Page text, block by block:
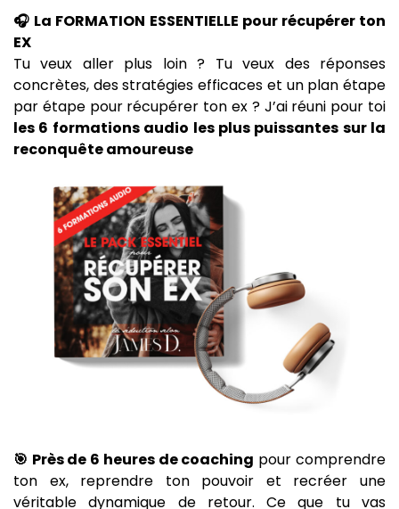
🎧 La FORMATION ESSENTIELLE pour récupérer ton
EX
Tu veux aller plus loin ? Tu veux des réponses
concrètes, des stratégies efficaces et un plan étape
par étape pour récupérer ton ex ? J’ai réuni pour toi
les 6 formations audio les plus puissantes sur la
reconquête amoureuse
🎯 Près de 6 heures de coaching pour comprendre
ton ex, reprendre ton pouvoir et recréer une
véritable dynamique de retour. Ce que tu vas